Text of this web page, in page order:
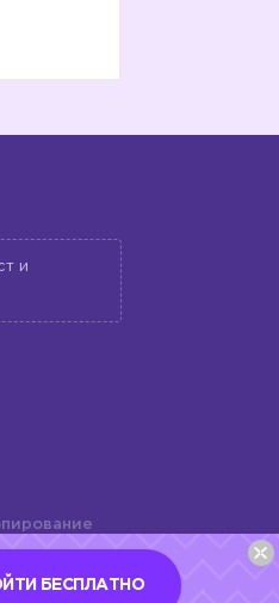
и
и
и
БЕСПЛАТНО